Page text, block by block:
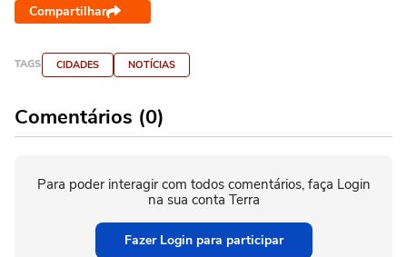
Compartilhar
TAGS CIDADES NOTÍCIAS
Comentários (0)
Para poder interagir com todos comentários, faça Login
na sua conta Terra
Fazer Login para participar